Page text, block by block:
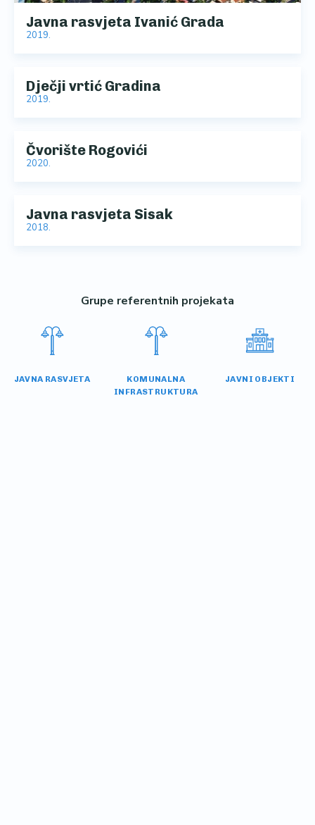
Javna rasvjeta Ivanić Grada
2019.
Dječji vrtić Gradina
2019.
Čvorište Rogovići
2020.
Javna rasvjeta Sisak
2018.
Grupe referentnih projekata
JAVNA RASVJETA
KOMUNALNA
INFRASTRUKTURA
JAVNI OBJEKTI